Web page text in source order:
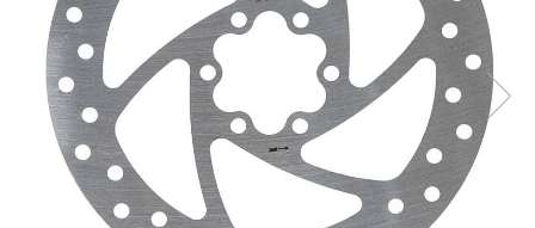
Accesorii biciclete
Scaun bicicleta copii
Chei si scule bicicleta
Portbagaj bicicleta
Antifurt bicicleta
Cosuri bicicleta